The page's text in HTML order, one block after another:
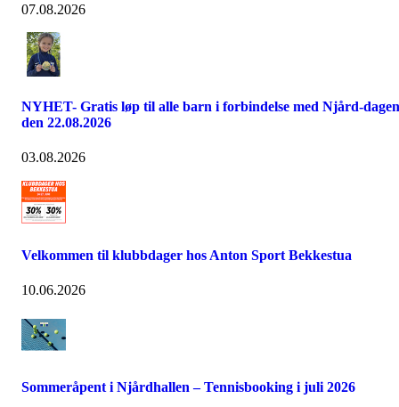
07.08.2026
NYHET- Gratis løp til alle barn i forbindelse med Njård-dagen
den 22.08.2026
03.08.2026
Velkommen til klubbdager hos Anton Sport Bekkestua
10.06.2026
Sommeråpent i Njårdhallen – Tennisbooking i juli 2026